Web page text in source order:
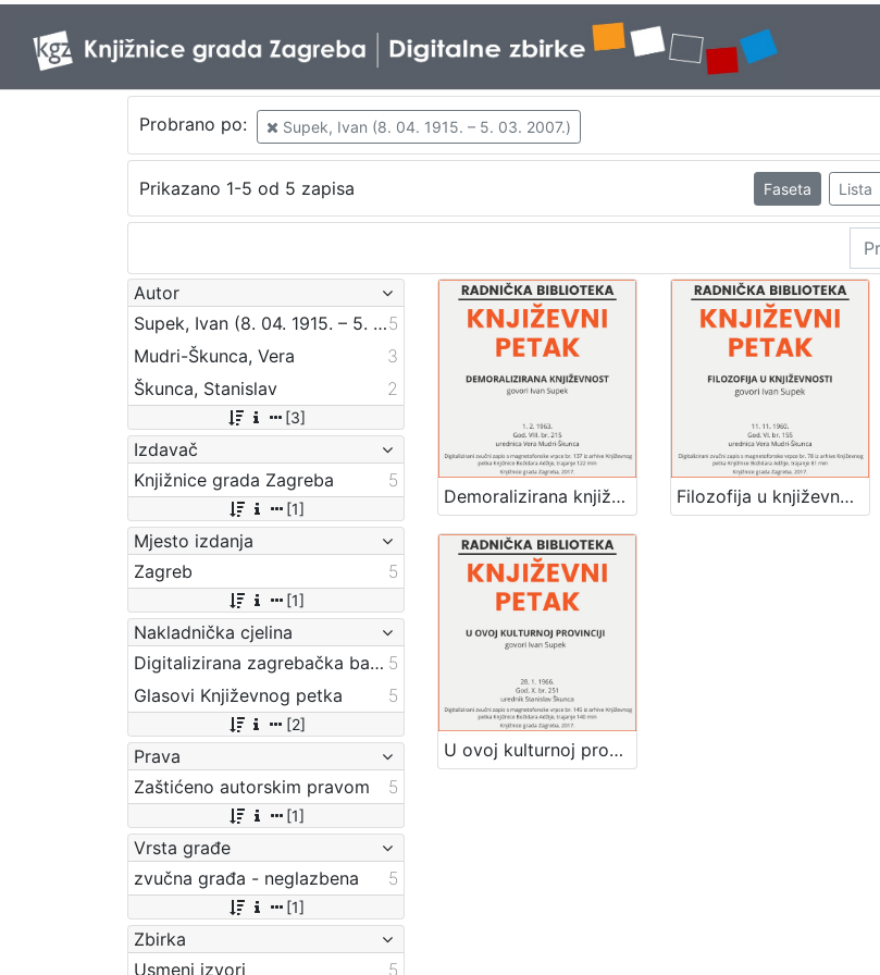
Probrano po: Supek, Ivan (8. 04. 1915. – 5. 03. 2007.)
Prikazano 1-5 od 5 zapisa Faseta Lista
Autor
Supek, Ivan (8. 04. 1915. – 5. 03. 2007.)5
Mudri-Škunca, Vera
3
Škunca, Stanislav
2
[3]
Izdavač
Knjižnice grada Zagreba
5
[1]
Mjesto izdanja
Zagreb
5
[1]
Nakladnička cjelina
Digitalizirana zagrebačka baština 5
Glasovi Književnog petka
5
[2]
Prava
Zaštićeno autorskim pravom
5
[1]
Vrsta građe
zvučna građa - neglazbena
5
[1]
Zbirka
Usmeni izvori
5
Demoralizirana književnost : Književni petak, 1. 2. 1963. / govori Ivan Supek ; urednica Vera Mudri-Škunca Filozofija u književnosti : Književni petak, 11. 11. 1960. / govori Ivan Supek ; urednica Vera Mudri-Škunca
U ovoj kulturnoj provinciji : Književni petak, 28. 1. 1966., Radnički dom / govori Ivan Supek ; urednik Stanislav Škunca